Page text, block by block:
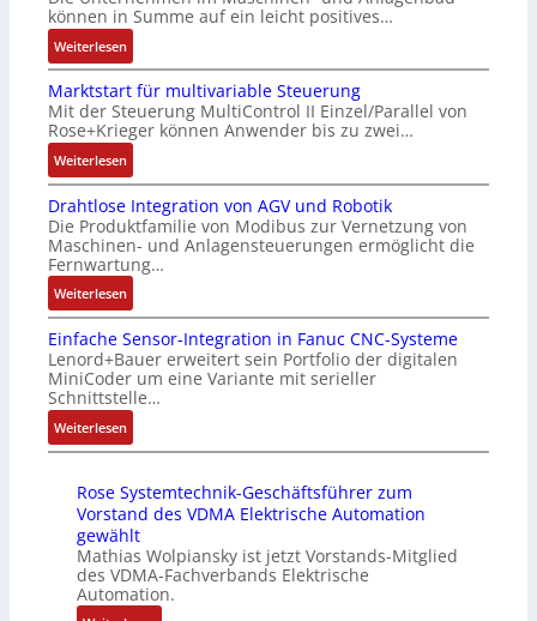
i
c
h
f
l
e
x
i
b
e
l
f
ü
r
i
e
A
n
w
n
d
u
n
g
k
g
e
n
G
u
n
d
5
G
a
u
d
n
R
a
p
e
r
r
y
P
i
e
r
t
i
f
i
z
i
e
u
n
g
b
e
s
t
ä
t
i
R
e
i
f
e
a
u
s
g
l
e
i
c
h
e
l
e
m
e
n
t
e
m
i
S
p
e
z
i
a
können in Summe auf ein leicht positives…
Weiterlesen:
A
u
f
t
r
a
g
s
e
i
n
g
a
n
g
i
m
M
s
c
h
i
n
Marktstart für multivariable Steuerung
Mit der Steuerung MultiControl II Einzel/Parallel von
Rose+Krieger können Anwender bis zu zwei…
Weiterlesen:
M
a
r
k
t
s
t
a
r
t
f
ü
r
u
l
t
i
v
Drahtlose Integration von AGV und Robotik
Die Produktfamilie von Modibus zur Vernetzung von
Maschinen- und Anlagensteuerungen ermöglicht die
Fernwartung…
Weiterlesen:
D
r
a
h
t
l
o
e
I
n
t
e
g
Einfache Sensor-Integration in Fanuc CNC-Systeme
Lenord+Bauer erweitert sein Portfolio der digitalen
MiniCoder um eine Variante mit serieller
Schnittstelle…
Weiterlesen:
E
n
f
a
c
h
e
Rose Systemtechnik-Geschäftsführer zum
Vorstand des VDMA Elektrische Automation
gewählt
Mathias Wolpiansky ist jetzt Vorstands-Mitglied
des VDMA-Fachverbands Elektrische
Automation.